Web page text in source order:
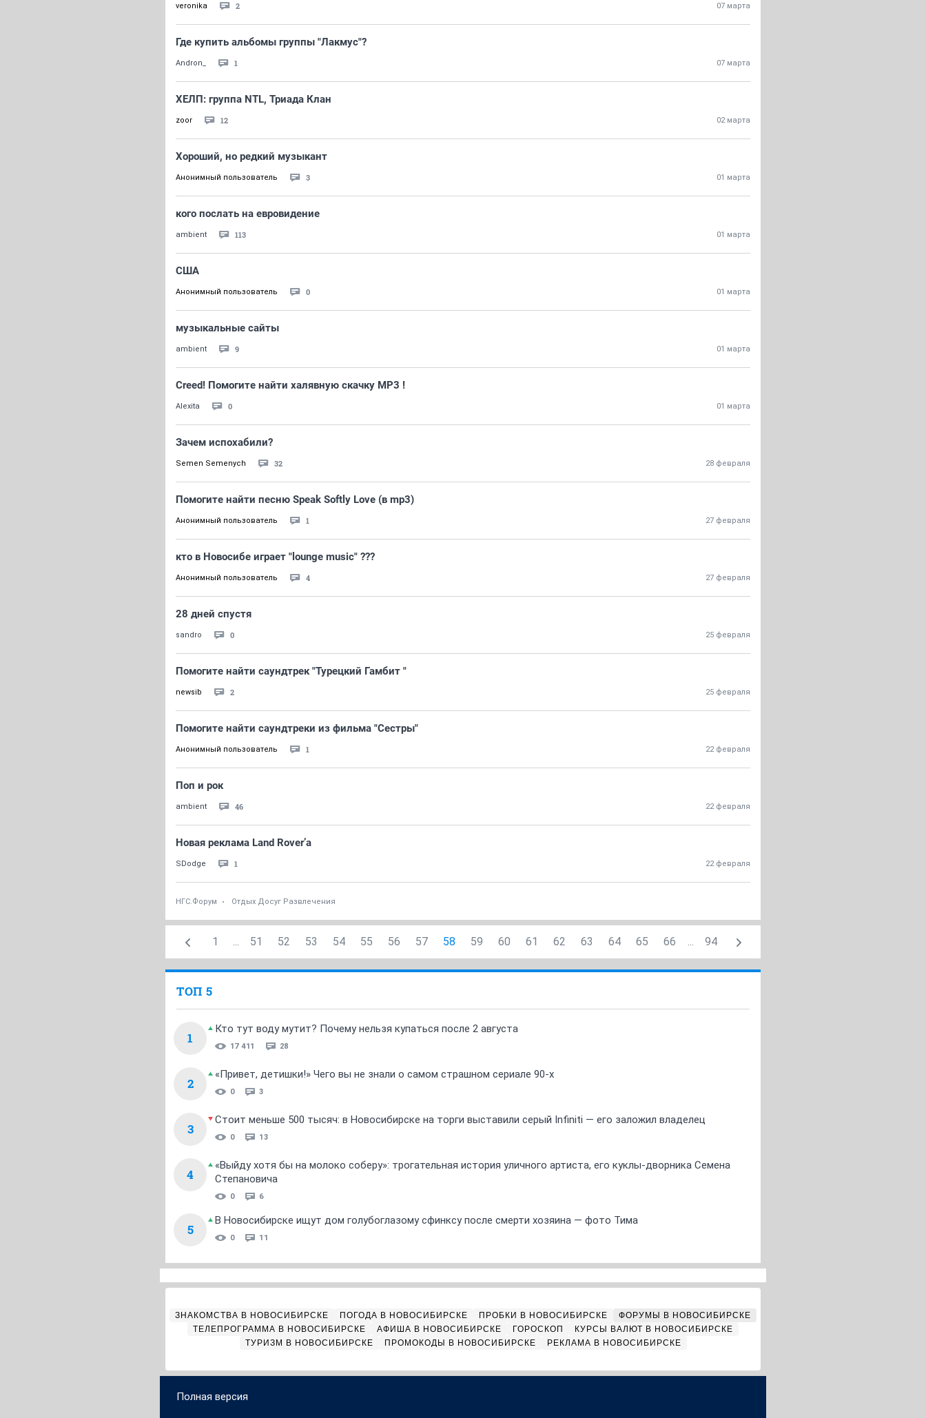
veronika 2 07 марта
Где купить альбомы группы "Лакмус"?
Andron_ 1 07 марта
ХЕЛП: группа NTL, Триада Клан
zoor 12 02 марта
Хороший, но редкий музыкант
Анонимный пользователь 3 01 марта
кого послать на евровидение
ambient 113 01 марта
США
Анонимный пользователь 0 01 марта
музыкальные сайты
ambient 9 01 марта
Creed! Помогите найти халявную скачку MP3 !
Alexita 0 01 марта
Зачем испохабили?
Semen Semenych 32 28 февраля
Помогите найти песню Speak Softly Love (в mp3)
Анонимный пользователь 1 27 февраля
кто в Новосибе играет "lounge music" ???
Анонимный пользователь 4 27 февраля
28 дней спустя
sandro 0 25 февраля
Помогите найти саундтрек "Турецкий Гамбит "
newsib 2 25 февраля
Помогите найти саундтреки из фильма "Сестры"
Анонимный пользователь 1 22 февраля
Поп и рок
ambient 46 22 февраля
Новая реклама Land Rover’а
SDodge 1 22 февраля
НГС.Форум Отдых Досуг Развлечения
1 ... 51 52 53 54 55 56 57 58 59 60 61 62 63 64 65 66 ... 94
ТОП 5
1
Кто тут воду мутит? Почему нельзя купаться после 2 августа
17 411 28
2
«Привет, детишки!» Чего вы не знали о самом страшном сериале 90-х
0 3
3
Стоит меньше 500 тысяч: в Новосибирске на торги выставили серый Infiniti — его заложил владелец
0 13
4
«Выйду хотя бы на молоко соберу»: трогательная история уличного артиста, его куклы-дворника Семена
Степановича
0 6
5
В Новосибирске ищут дом голубоглазому сфинксу после смерти хозяина — фото Тима
0 11
ЗНАКОМСТВА В НОВОСИБИРСКЕ ПОГОДА В НОВОСИБИРСКЕ ПРОБКИ В НОВОСИБИРСКЕ
ФОРУМЫ В НОВОСИБИРСКЕ
ТЕЛЕПРОГРАММА В НОВОСИБИРСКЕ
АФИША В НОВОСИБИРСКЕ ГОРОСКОП
КУРСЫ ВАЛЮТ В НОВОСИБИРСКЕ
ТУРИЗМ В НОВОСИБИРСКЕ
ПРОМОКОДЫ В НОВОСИБИРСКЕ РЕКЛАМА В НОВОСИБИРСКЕ
Полная версия